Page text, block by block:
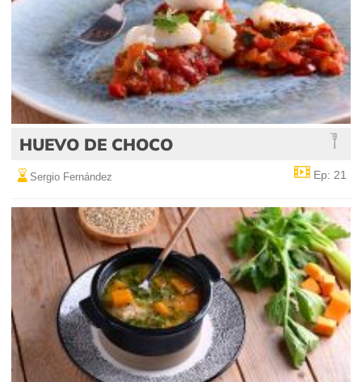
HUEVO DE CHOCO
Sergio Fernández Ep: 21